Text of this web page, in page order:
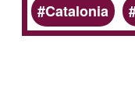
Catalonia